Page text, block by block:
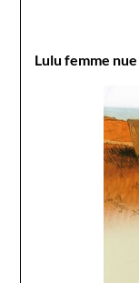
Lulu femme nue